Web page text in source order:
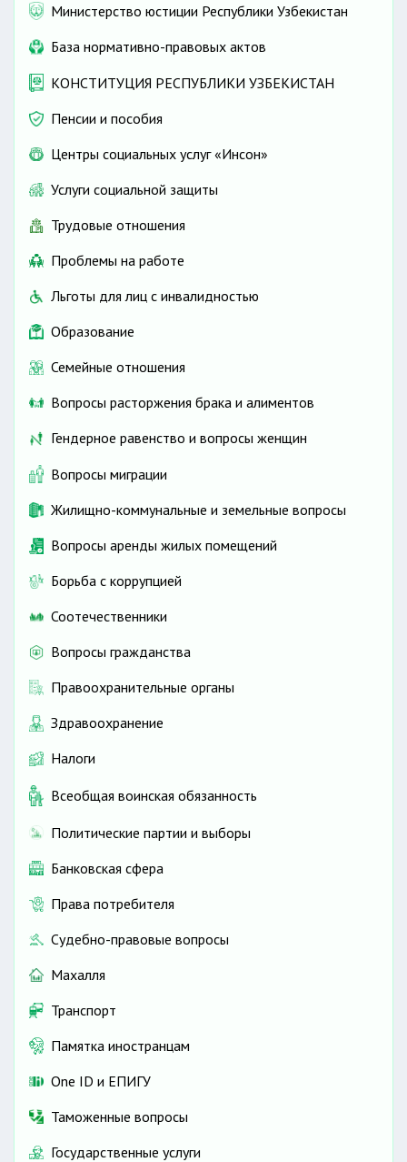
Министерство юстиции Республики Узбекистан
База нормативно-правовых актов
КОНСТИТУЦИЯ РЕСПУБЛИКИ УЗБЕКИСТАН
Пенсии и пособия
Центры социальных услуг «Инсон»
Услуги социальной защиты
Трудовые отношения
Проблемы на работе
Льготы для лиц с инвалидностью
Образование
Семейные отношения
Вопросы расторжения брака и алиментов
Гендерное равенство и вопросы женщин
Вопросы миграции
Жилищно-коммунальные и земельные вопросы
Вопросы аренды жилых помещений
Борьба с коррупцией
Соотечественники
Вопросы гражданства
Правоохранительные органы
Здравоохранение
Налоги
Всеобщая воинская обязанность
Политические партии и выборы
Банковская сфера
Права потребителя
Судебно-правовые вопросы
Махалля
Транспорт
Памятка иностранцам
One ID и ЕПИГУ
Таможенные вопросы
Государственные услуги